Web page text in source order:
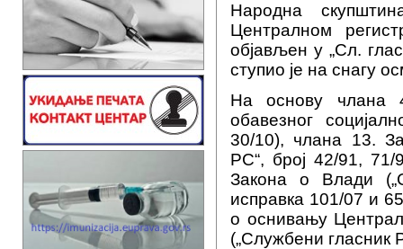
Народна
Централном
објављен у „Сл.
ступио је на снагу
На основу члана
обавезног
30/10), члана 13.
РС“, број 42/91,
Закона о Влади
исправка 101/07 и
о оснивању
(„Службени гласник